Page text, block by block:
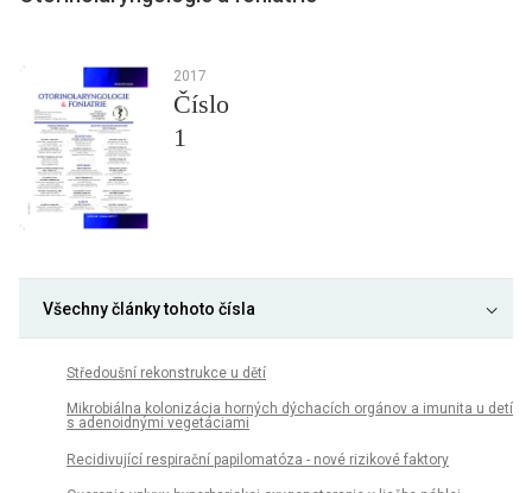
2017
Číslo
1
Všechny články tohoto čísla
Středoušní rekonstrukce u dětí
Mikrobiálna kolonizácia horných dýchacích orgánov a imunita u detí
s adenoidnými vegetáciami
Recidivující respirační papilomatóza - nové rizikové faktory